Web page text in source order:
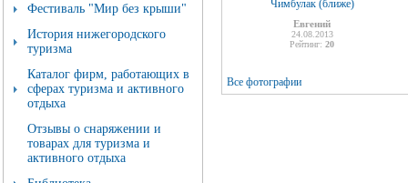
Фестиваль "Мир без крыши"
История нижегородского
туризма
Каталог фирм, работающих в
сферах туризма и активного
отдыха
Отзывы о снаряжении и
товарах для туризма и
активного отдыха
Чимбулак (ближе)
Евгений
24.08.2013
Рейтинг: 20
Все фотографии